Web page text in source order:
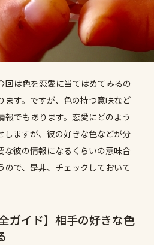
回は色を恋愛に当てはめてみるの
ます。ですが、色の持つ意味など
報でもあります。恋愛にどのよう
しますが、彼の好きな色などが分
な彼の情報になるくらいの意味合
ので、是非、チェックしておいて
ガイド】相手の好きな色